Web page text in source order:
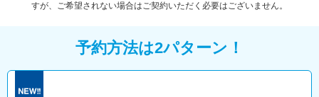
すが、ご希望されない場合はご契約いただく必要はございません。
予約方法は2パターン！